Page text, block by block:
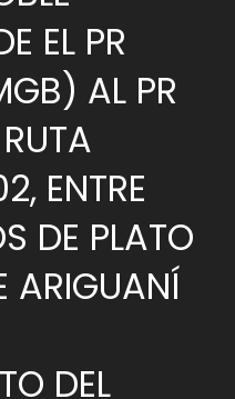
EL PR
AL PR
ENTRE
DE PLATO
ARIGUANÍ
DEL